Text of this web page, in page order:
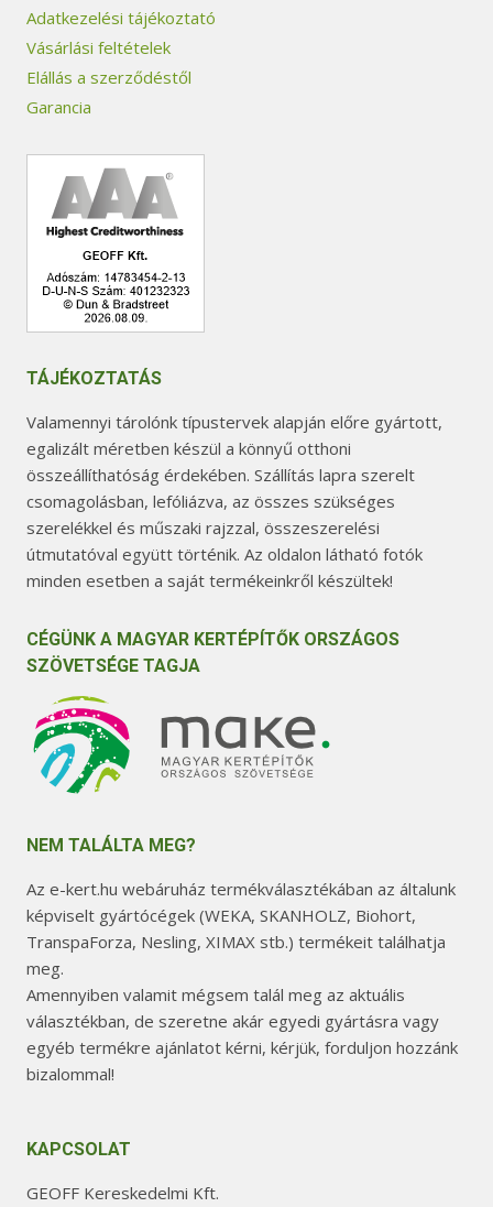
Adatkezelési tájékoztató
Vásárlási feltételek
Elállás a szerződéstől
Garancia
TÁJÉKOZTATÁS
Valamennyi tárolónk típustervek alapján előre gyártott,
egalizált méretben készül a könnyű otthoni
összeállíthatóság érdekében. Szállítás lapra szerelt
csomagolásban, lefóliázva, az összes szükséges
szerelékkel és műszaki rajzzal, összeszerelési
útmutatóval együtt történik. Az oldalon látható fotók
minden esetben a saját termékeinkről készültek!
CÉGÜNK A MAGYAR KERTÉPÍTŐK ORSZÁGOS
SZÖVETSÉGE TAGJA
NEM TALÁLTA MEG?
Az e-kert.hu webáruház termékválasztékában az általunk
képviselt gyártócégek (WEKA, SKANHOLZ, Biohort,
TranspaForza, Nesling, XIMAX stb.) termékeit találhatja
meg.
Amennyiben valamit mégsem talál meg az aktuális
választékban, de szeretne akár egyedi gyártásra vagy
egyéb termékre ajánlatot kérni, kérjük, forduljon hozzánk
bizalommal!
KAPCSOLAT
GEOFF Kereskedelmi Kft.